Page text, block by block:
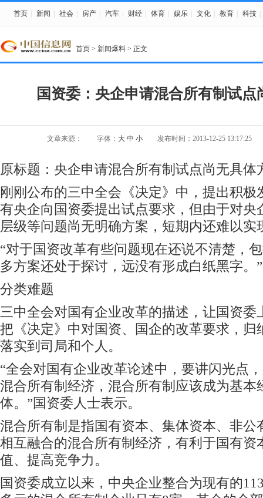
首页 新闻 社会 房产 汽车 财经 体育 娱乐 文化 教育 科技
首页 > 新闻爆料 > 正文
国资委：央企申请混合所有制试点
文章来源： 字体： 大 中 小 发布时间：2013-12-25 13:17:25
原标题： 央企申请混合所有制试点尚无具体
刚刚公布的三中全会《决定》中，提出积极
有央企向国资委提出试点要求，但由于对央
层级等问题尚无明确方案，短期内还难以实
“对于国资改革有些问题现在还说不清楚，
多方案还处于探讨，远没有形成白纸黑字。
分类难题
三中全会对国有企业改革的描述，让国资委
把《决定》中对国资、国企的改革要求，归
落实到司局和个人。
“全会对国有企业改革论述中，要讲闪光点
混合所有制经济，混合所有制应该成为基本
体。”国资委人士表示。
混合所有制是指国有资本、集体资本、非公
相互融合的混合所有制经济，有利于国有资
值、提高竞争力。
国资委成立以来，中央企业整合为现有的